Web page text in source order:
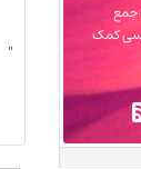
"
جمع
کمک